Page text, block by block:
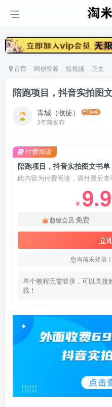
首页 网创资源 短视频 正文
陪跑项目，抖音实拍图
青城（收徒）
3年前发布
陪跑项目，抖音实拍图文书
此内容为付费阅读，请付费后查
￥ 9.9
超级会员 免费
立
您当前未登录
单个教程无需登录，可以直
载！
付费阅读